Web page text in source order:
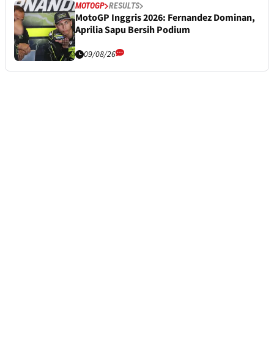
MOTOGP RESULTS
MotoGP Inggris 2026: Fernandez Dominan,
Aprilia Sapu Bersih Podium
09/08/26